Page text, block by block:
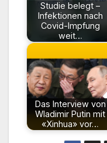
Studie belegt –
Infektionen nach
Covid-Impfung
weit…
Das Interview von
Wladimir Putin mit
«Xinhua» vor…